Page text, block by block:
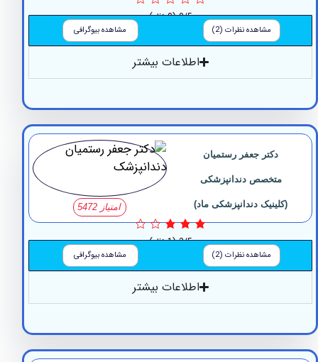
0/5 (0 نظر)
مشاهده نظرات (2) مشاهده بیوگرافی
اطلاعات بیشتر
دکتر جعفر رستمیان
متخصص دندانپزشکی
دندانپزشکی ماد)
3/5 (1 نظر)
مشاهده نظرات (2) مشاهده بیوگرافی
اطلاعات بیشتر